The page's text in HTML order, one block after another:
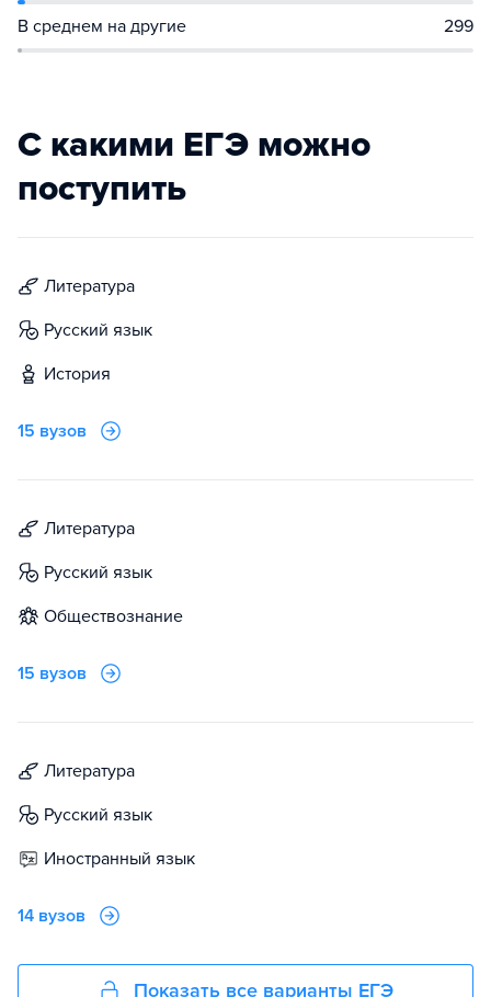
В среднем на другие 299
С какими ЕГЭ можно
поступить
литература
русский язык
история
15 вузов
литература
русский язык
обществознание
15 вузов
литература
русский язык
иностранный язык
14 вузов
Показать все варианты ЕГЭ